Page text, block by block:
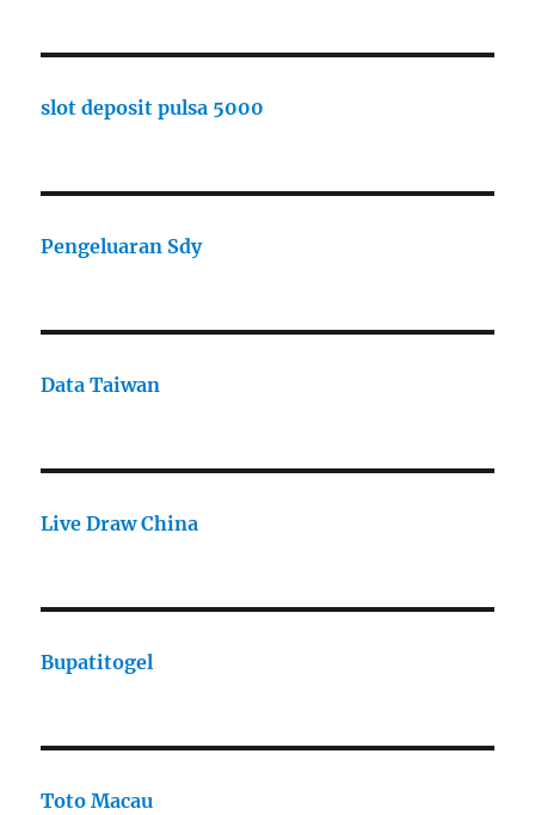
slot deposit pulsa 5000
Pengeluaran Sdy
Data Taiwan
Live Draw China
Bupatitogel
Toto Macau